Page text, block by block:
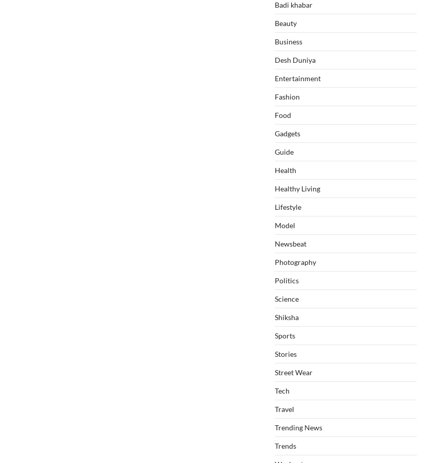
Badi khabar
Beauty
Business
Desh Duniya
Entertainment
Fashion
Food
Gadgets
Guide
Health
Healthy Living
Lifestyle
Model
Newsbeat
Photography
Politics
Science
Shiksha
Sports
Stories
Street Wear
Tech
Travel
Trending News
Trends